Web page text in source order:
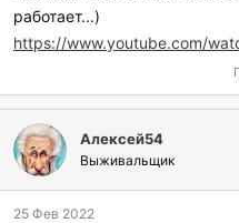
работает...)
https://www.youtube.com/
Алексей54
Выживальщик
25 Фев 2022